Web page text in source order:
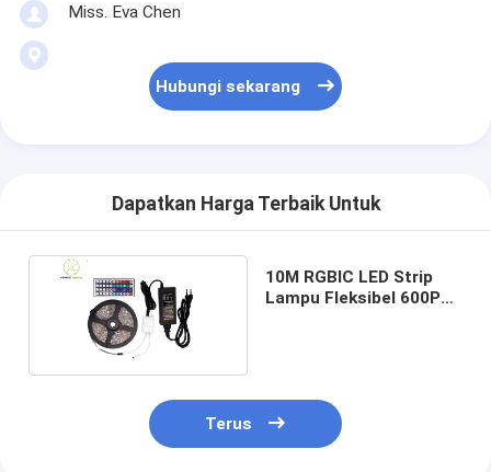
Miss. Eva Chen
Hubungi sekarang
Dapatkan Harga Terbaik Untuk
10M RGBIC LED Strip
Lampu Fleksibel 600Pcs
Terus